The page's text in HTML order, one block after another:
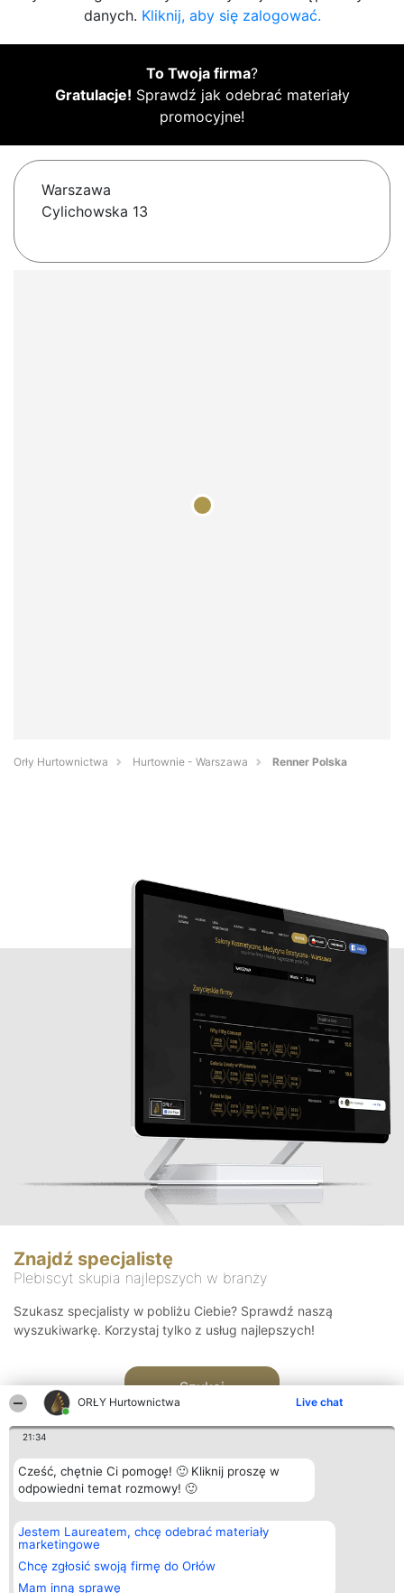
ORŁY Hurtownictwa Live chat
21:34
Cześć, chętnie Ci pomogę! 🙂 Kliknij proszę w
odpowiedni temat rozmowy! 🙂
Jestem Laureatem, chcę odebrać materiały
marketingowe
Chcę zgłosić swoją firmę do Orłów
Mam inną sprawę
danych. Kliknij, aby się zalogować.
To Twoja firma?
Gratulacje! Sprawdź jak odebrać materiały
promocyjne!
Warszawa
Cylichowska 13
Orły Hurtownictwa Hurtownie - Warszawa Renner Polska
Znajdź specjalistę
Plebiscyt skupia najlepszych w branży
Szukasz specjalisty w pobliżu Ciebie? Sprawdź naszą
wyszukiwarkę. Korzystaj tylko z usług najlepszych!
Szukaj
Organizator plebiscytu
Bright Side Solutions sp. z o.
o. sp. k.
ul. Ruska 22
Wrocław 50-079
KRS 0000749100 | Regon
Plebiscyt
Laureaci
wszystkich
Laureatów
Kontakt
Kontakt